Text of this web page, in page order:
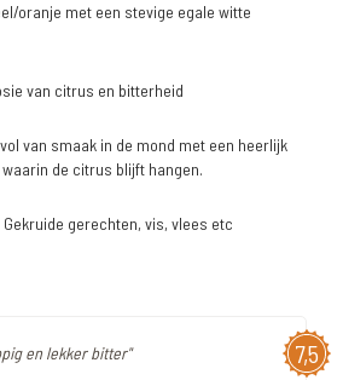
oranje met een stevige egale witte
van citrus en bitterheid
van smaak in de mond met een heerlijk
de citrus blijft hangen.
Gekruide gerechten, vis, vlees etc
7,5
en lekker bitter"